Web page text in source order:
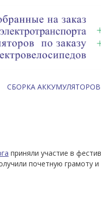
СБОРКА АККУМУЛЯТОРОВ
приняли участие в
почетную